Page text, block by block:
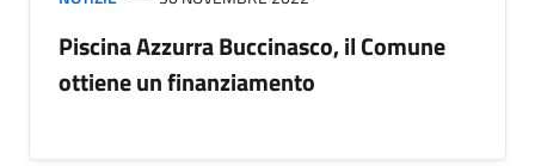
Piscina Azzurra Buccinasco, il Comune
ottiene un finanziamento